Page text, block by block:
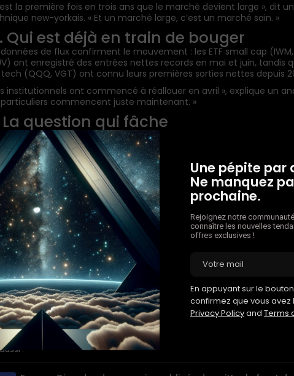
la première fois en trois ans que le marché devient large », dit
new-yorkais. « Et un marché large, c’est un marché sain. »
Qui est déjà en train de bouger
données de flux confirment le mouvement : les ETF small cap (IWM,
ont enregistré des entrées nettes records en mai et juin, tandis
tech (QQQ, VGT) ont connu leurs premières sorties nettes depuis
institutionnels ont commencé à réallouer en avril », explique un
particuliers commencent juste maintenant. »
La question qui fâche
rotation soulève la même question : est-ce temporaire ou
qui parient sur le temporaire disent : la tech va rebondir, les small
40 % des composants du Russell 2000 ne sont pas rentables.
qui parient sur le structurel répondent : regardez les valorisations.
Regardez la Fed.
n’est pas dans un
tradede rotation », explique Frank en éteignant
écran. « On est dans le début d’un cycle. Dans deux ans, ceux
des small caps aujourd’hui riront de ceux qui ont gardé leur
Retour à Detroit
8 h 15 maintenant. Frank rouvre le chart de sa position de la
la veille, après la clôture. Une petite société de logiciels du
800 millions, personne n’en a jamais entendu parler.
monte.
monte toujours, en ce moment.
:
Une pépite
Ne manquez
prochaine.
Rejoignez notre
connaître les nouvelles
offres exclusives !
En appuyant sur le
confirmez que vous
Privacy Policyand Terms